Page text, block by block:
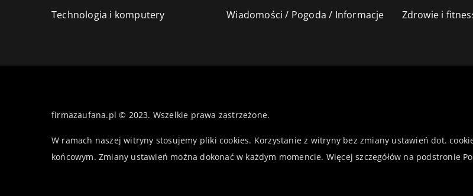
Technologia i komputery Wiadomości / Pogoda / Informacje Zdrowie i
firmazaufana.pl © 2023. Wszelkie prawa zastrzeżone.
W ramach naszej witryny stosujemy pliki cookies. Korzystanie z witryny bez zmiany ustawień dot.
końcowym. Zmiany ustawień można dokonać w każdym momencie. Więcej szczegółów na podstronie